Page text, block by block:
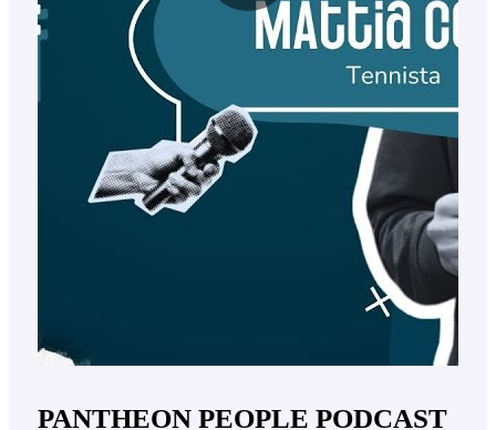
PANTHEON PEOPLE PODCAST